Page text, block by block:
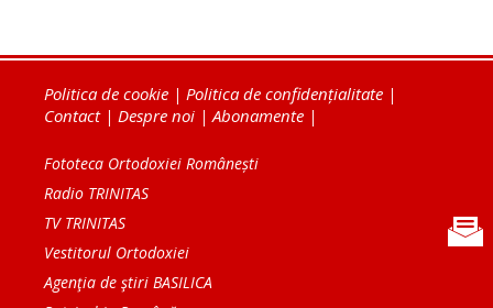
Politica de cookie | Politica de confidențialitate |
Contact| Despre noi | Abonamente |
Fototeca Ortodoxiei Românești
Radio TRINITAS
TV TRINITAS
Vestitorul Ortodoxiei
Agenţia de ştiri BASILICA